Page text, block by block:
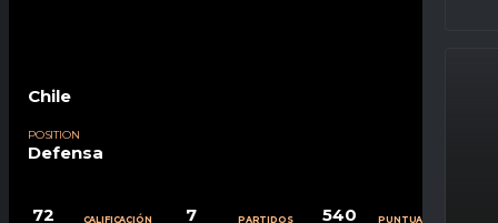
Chile
POSITION
Defensa
72
CALIFICACIÓN
7
PARTIDOS
540
PUNTUACIÓN